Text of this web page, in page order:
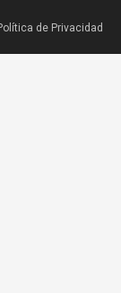
de Privacidad